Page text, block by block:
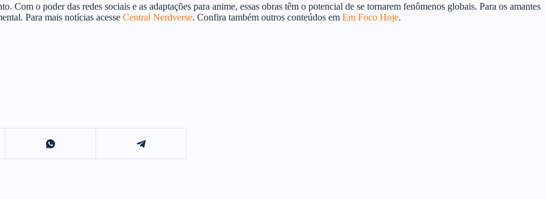
Com o poder das redes sociais e as adaptações para anime, essas obras têm o potencial de se tornarem fenômenos globais. Para os amantes
Para mais notícias acesse Central Nerdverse. Confira também outros conteúdos em Em Foco Hoje.